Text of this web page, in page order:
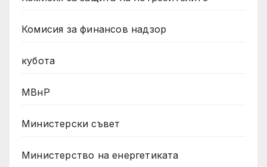
Комисия за финансов надзор
кубота
МВнР
Министерски съвет
Министерство на енергетиката